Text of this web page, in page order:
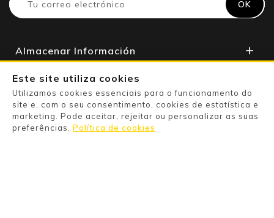
Almacenar Información 
Apoyo Al Cliente
Su Cuenta 
Powered By
Este site utiliza cookies
Utilizamos cookies essenciais para o funcionamento do
site e, com o seu consentimento, cookies de estatística e
marketing. Pode aceitar, rejeitar ou personalizar as suas
preferências. Política de cookies